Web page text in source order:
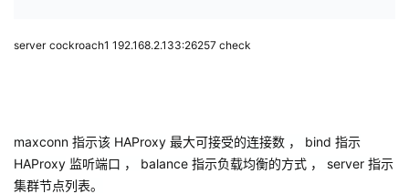
server cockroach1 192.168.2.133:26257 check
maxconn 指示该 HAProxy 最大可接受的连接数 ， bind 指示
HAProxy 监听端口 ， balance 指示负载均衡的方式 ， server 指示
集群节点列表。